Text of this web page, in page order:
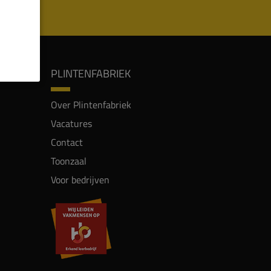
PLINTENFABRIEK
Over Plintenfabriek
Vacatures
Contact
Toonzaal
Voor bedrijven